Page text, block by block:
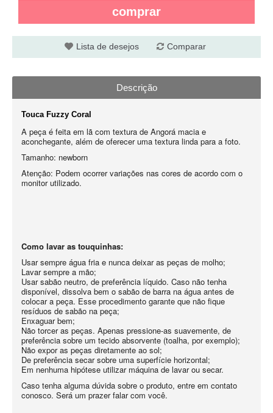
comprar
Lista de desejos Comparar
Descrição
Touca Fuzzy Coral
A peça é feita em lã com textura de Angorá macia e
aconchegante, além de oferecer uma textura linda para a foto.
Tamanho: newborn
Atenção: Podem ocorrer variações nas cores de acordo com o
monitor utilizado.
Como lavar as touquinhas:
Usar sempre água fria e nunca deixar as peças de molho;
Lavar sempre a mão;
Usar sabão neutro, de preferência líquido. Caso não tenha
disponível, dissolva bem o sabão de barra na água antes de
colocar a peça. Esse procedimento garante que não fique
resíduos de sabão na peça;
Enxaguar bem;
Não torcer as peças. Apenas pressione-as suavemente, de
preferência sobre um tecido absorvente (toalha, por exemplo);
Não expor as peças diretamente ao sol;
De preferência secar sobre uma superfície horizontal;
Em nenhuma hipótese utilizar máquina de lavar ou secar.
Caso tenha alguma dúvida sobre o produto, entre em contato
conosco. Será um prazer falar com você.